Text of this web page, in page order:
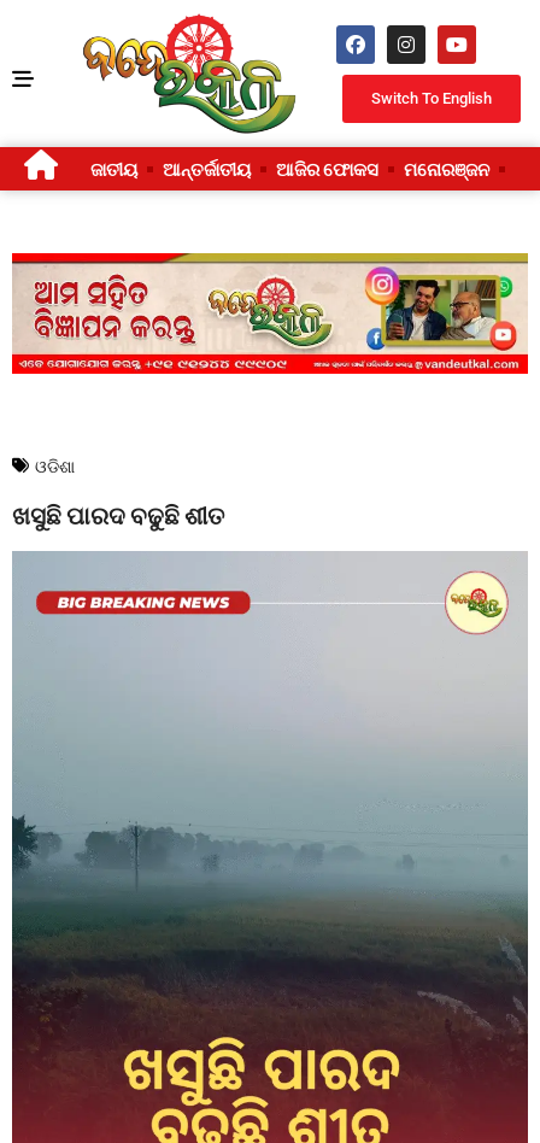
Switch To English
ଜାତୀୟ ଆନ୍ତର୍ଜାତୀୟ ଆଜିର ଫୋକସ ମନୋରଞ୍ଜନ
ଓଡିଶା
ଖସୁଛି ପାରଦ ବଢୁଛି ଶୀତ